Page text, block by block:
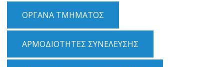
ΟΡΓΑΝΑ ΤΜΗΜΑΤΟΣ
ΑΡΜΟΔΙΟΤΗΤΕΣ ΣΥΝΕΛΕΥΣΗΣ